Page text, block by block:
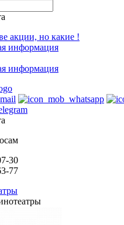
акции, но какие !
информация
информация
30
77